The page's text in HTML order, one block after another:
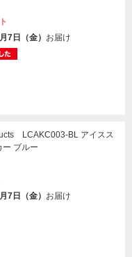
7日（金） お届け
LCAKC003-BL アイスス
ー ブルー
7日（金） お届け